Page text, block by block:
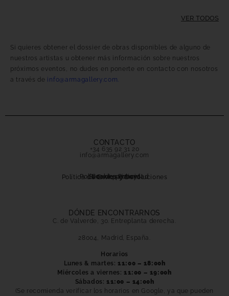
VER TODOS
Si quieres obtener el dossier de obras disponibles de alguno de
nuestros artistas u obtener más información sobre nuestros
próximos eventos, no dudes en ponerte en contacto con nosotros
a través de info@armagallery.com.
CONTACTO
+34 635 92 31 20
info@armagallery.com
Política de Envíos y Devoluciones
Secure payment
Política de privacidad
Cookies Policy
DÓNDE ENCONTRARNOS
C. de Valverde, 30. Entreplanta derecha.
28004, Madrid, España.
Horarios
Lunes & martes: 11:00 – 18:00h
Miércoles a viernes: 11:00 – 19:00h
Sábados: 11:00 – 14:00h
(Se recomienda verificar los horarios en Google, ya que pueden